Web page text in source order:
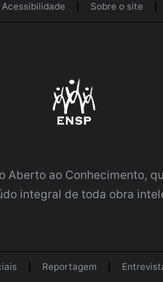
Acessibilidade Sobre o site
Aberto ao Conhecimento,
integral de toda obra
Reportagem